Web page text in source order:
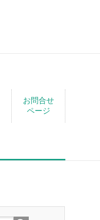
お問合せ
ページ